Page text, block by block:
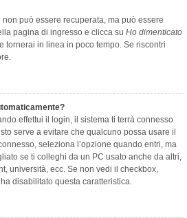
può essere recuperata, ma può essere
pagina di ingresso e clicca su Ho dimenticato
tornerai in linea in poco tempo. Se riscontri
effettui il login, il sistema ti terrà connesso
serve a evitare che qualcuno possa usare il
seleziona l’opzione quando entri, ma
se ti colleghi da un PC usato anche da altri,
università, ecc. Se non vedi il checkbox,
disabilitato questa caratteristica.